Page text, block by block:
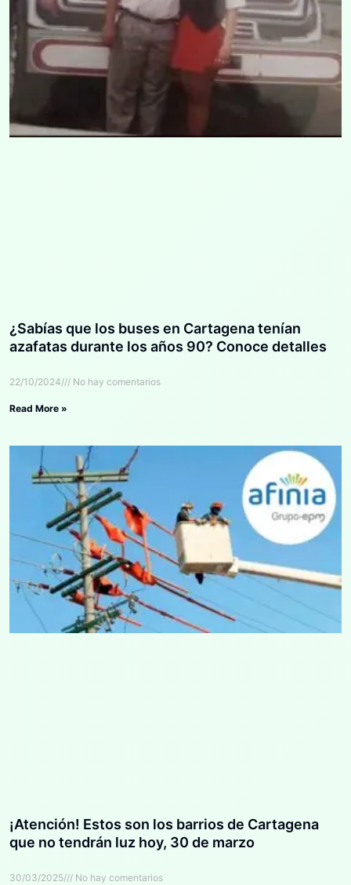
¿Sabías que los buses en Cartagena tenían
azafatas durante los años 90? Conoce detalles
22/10/2024 No hay comentarios
Read More »
¡Atención! Estos son los barrios de Cartagena
que no tendrán luz hoy, 30 de marzo
30/03/2025 No hay comentarios